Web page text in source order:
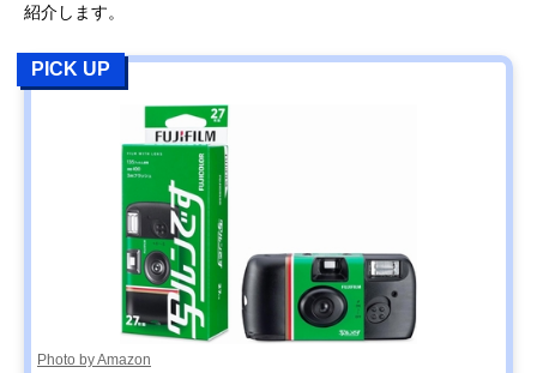
紹介します。
PICK UP
Photo by Amazon